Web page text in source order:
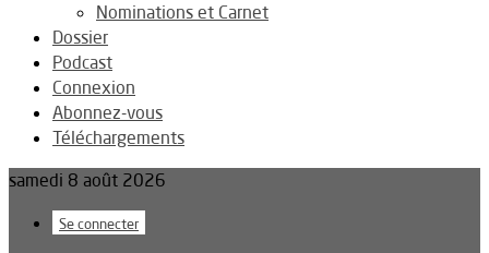
Nominations et Carnet
Dossier
Podcast
Connexion
Abonnez-vous
Téléchargements
samedi 8 août 2026
Se connecter